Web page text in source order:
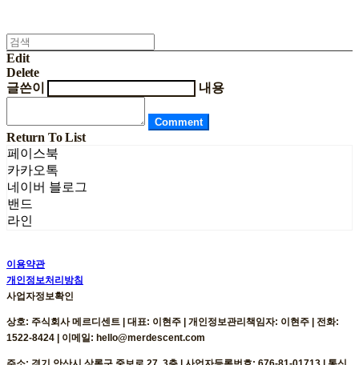
Edit
Delete
글쓴이
내용
Comment
Return To List
페이스북
카카오톡
네이버 블로그
밴드
라인
이용약관
개인정보처리방침
사업자정보확인
상호: 주식회사 메르디센트 | 대표: 이현주 | 개인정보관리책임자: 이현주 | 전화:
1522-8424 | 이메일: hello@merdescent.com